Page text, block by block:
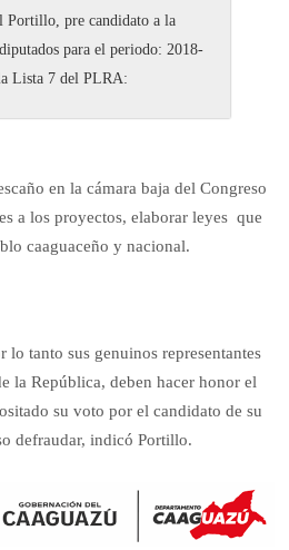
Portillo, pre candidato a la
para el periodo: 2018-
Lista 7 del PLRA:
en la cámara baja del Congreso
a los proyectos, elaborar leyes que
caaguaceño y nacional.
lo tanto sus genuinos representantes
la República, deben hacer honor el
su voto por el candidato de su
defraudar, indicó Portillo.